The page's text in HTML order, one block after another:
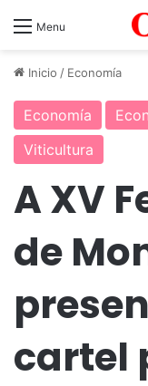
Menu
Inicio / Economía
Economía
Viticultura
A XV
de
cartel